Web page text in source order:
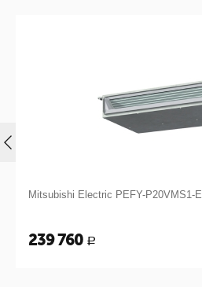
Mitsubishi Electric PEFY-P20VMS1-E
239 760 Р